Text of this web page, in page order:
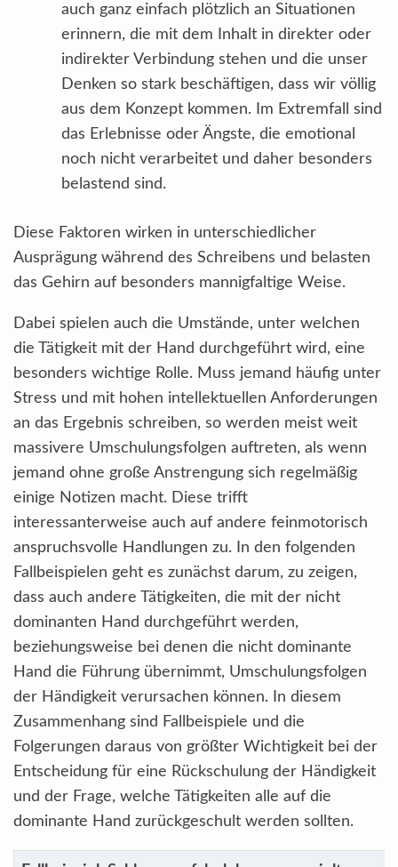
auch ganz einfach plötzlich an Situationen
erinnern, die mit dem Inhalt in direkter oder
indirekter Verbindung stehen und die unser
Denken so stark beschäftigen, dass wir völlig
aus dem Konzept kommen. Im Extremfall sind
das Erlebnisse oder Ängste, die emotional
noch nicht verarbeitet und daher besonders
belastend sind.
Diese Faktoren wirken in unterschiedlicher
Ausprägung während des Schreibens und belasten
das Gehirn auf besonders mannigfaltige Weise.
Dabei spielen auch die Umstände, unter welchen
die Tätigkeit mit der Hand durchgeführt wird, eine
besonders wichtige Rolle. Muss jemand häufig unter
Stress und mit hohen intellektuellen Anforderungen
an das Ergebnis schreiben, so werden meist weit
massivere Umschulungsfolgen auftreten, als wenn
jemand ohne große Anstrengung sich regelmäßig
einige Notizen macht. Diese trifft
interessanterweise auch auf andere feinmotorisch
anspruchsvolle Handlungen zu. In den folgenden
Fallbeispielen geht es zunächst darum, zu zeigen,
dass auch andere Tätigkeiten, die mit der nicht
dominanten Hand durchgeführt werden,
beziehungsweise bei denen die nicht dominante
Hand die Führung übernimmt, Umschulungsfolgen
der Händigkeit verursachen können. In diesem
Zusammenhang sind Fallbeispiele und die
Folgerungen daraus von größter Wichtigkeit bei der
Entscheidung für eine Rückschulung der Händigkeit
und der Frage, welche Tätigkeiten alle auf die
dominante Hand zurückgeschult werden sollten.